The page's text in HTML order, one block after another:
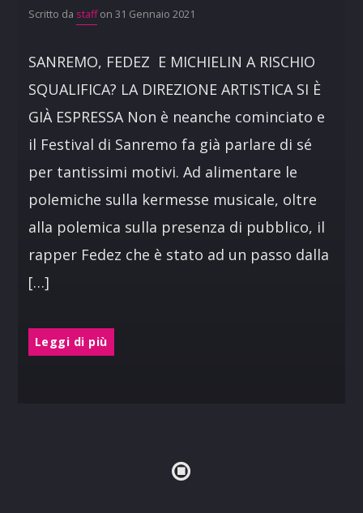
Scritto da staffon 31 Gennaio 2021
SANREMO, FEDEZ E MICHIELIN A RISCHIO
SQUALIFICA? LA DIREZIONE ARTISTICA SI È
GIÀ ESPRESSA Non è neanche cominciato e
il Festival di Sanremo fa già parlare di sé
per tantissimi motivi. Ad alimentare le
polemiche sulla kermesse musicale, oltre
alla polemica sulla presenza di pubblico, il
rapper Fedez che è stato ad un passo dalla
[…]
Leggi di più